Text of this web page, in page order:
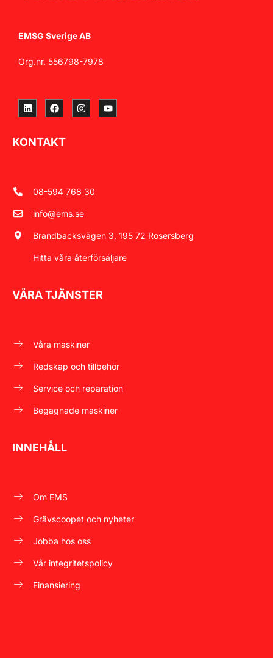
EMSG Sverige AB
Org.nr. 556798-7978
KONTAKT
08-594 768 30
info@ems.se
Brandbacksvägen 3, 195 72 Rosersberg
Hitta våra återförsäljare
VÅRA TJÄNSTER
Våra maskiner
Redskap och tillbehör
Service och reparation
Begagnade maskiner
INNEHÅLL
Om EMS
Grävscoopet och nyheter
Jobba hos oss
Vår integritetspolicy
Finansiering